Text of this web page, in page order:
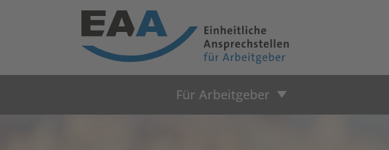
Für Arbeitgeber